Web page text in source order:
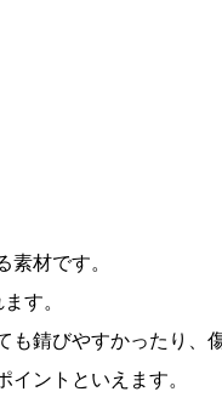
材です。
す。
錆びやすかったり、
ントといえます。